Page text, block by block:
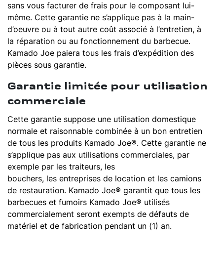
sans vous facturer de frais pour le composant lui-
même. Cette garantie ne s’applique pas à la main-
d’oeuvre ou à tout autre coût associé à l’entretien, à
la réparation ou au fonctionnement du barbecue.
Kamado Joe paiera tous les frais d’expédition des
pièces sous garantie.
Garantie limitée pour utilisation
commerciale
Cette garantie suppose une utilisation domestique
normale et raisonnable combinée à un bon entretien
de tous les produits Kamado Joe®. Cette garantie ne
s’applique pas aux utilisations commerciales, par
exemple par les traiteurs, les
bouchers, les entreprises de location et les camions
de restauration. Kamado Joe® garantit que tous les
barbecues et fumoirs Kamado Joe® utilisés
commercialement seront exempts de défauts de
matériel et de fabrication pendant un (1) an.